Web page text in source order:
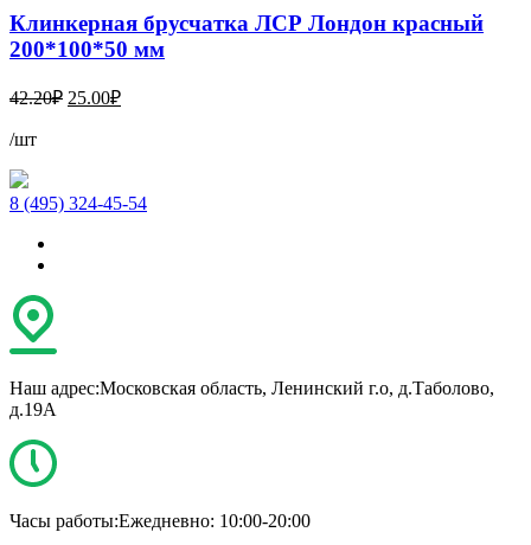
Клинкерная брусчатка ЛСР Лондон красный
200*100*50 мм
42.20₽ Первоначальная
25.00₽Текущая
/шт
8 (495) 324-45-54
Наш адрес:Московская область, Ленинский г.о, д.Таболово,
д.19А
Часы работы:Ежедневно: 10:00-20:00